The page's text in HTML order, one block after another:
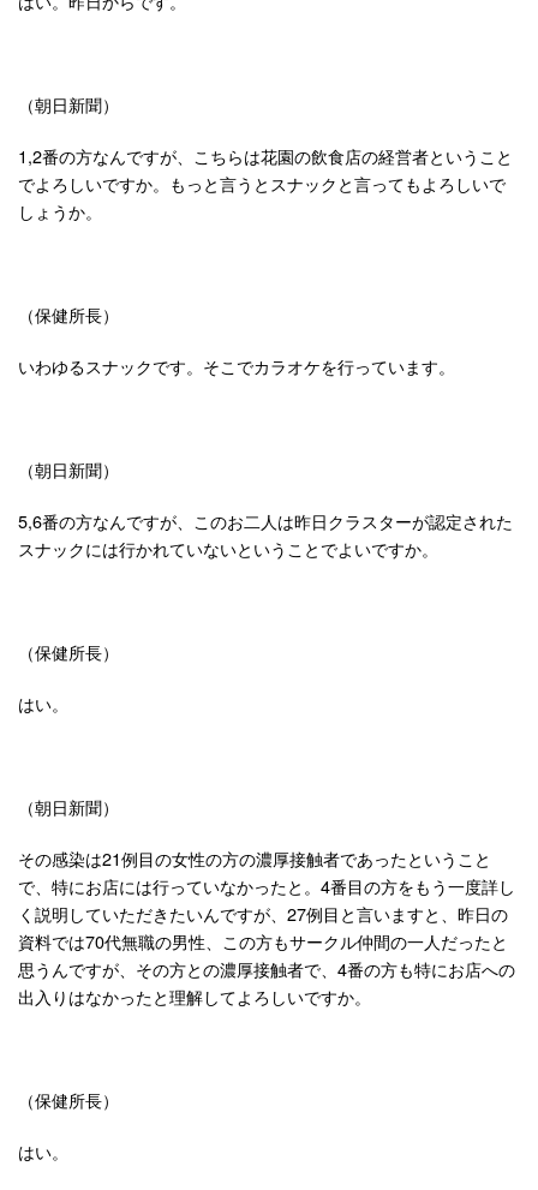
（朝日新聞）
1,2番の方なんですが、こちらは花園の飲食店の経営者ということ
でよろしいですか。もっと言うとスナックと言ってもよろしいで
しょうか。
（保健所長）
いわゆるスナックです。そこでカラオケを行っています。
（朝日新聞）
5,6番の方なんですが、このお二人は昨日クラスターが認定された
スナックには行かれていないということでよいですか。
（保健所長）
はい。
（朝日新聞）
その感染は21例目の女性の方の濃厚接触者であったということ
で、特にお店には行っていなかったと。4番目の方をもう一度詳し
く説明していただきたいんですが、27例目と言いますと、昨日の
資料では70代無職の男性、この方もサークル仲間の一人だったと
思うんですが、その方との濃厚接触者で、4番の方も特にお店への
出入りはなかったと理解してよろしいですか。
（保健所長）
はい。